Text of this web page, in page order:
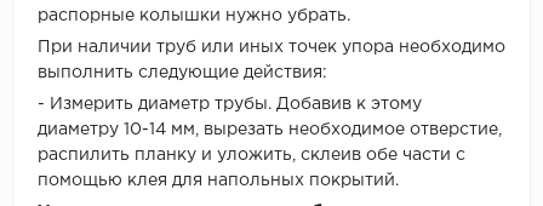
распорные колышки нужно убрать.
При наличии труб или иных точек упора необходимо
выполнить следующие действия:
- Измерить диаметр трубы. Добавив к этому
диаметру 10-14 мм, вырезать необходимое отверстие,
распилить планку и уложить, склеив обе части с
помощью клея для напольных покрытий.